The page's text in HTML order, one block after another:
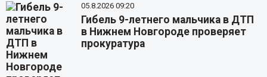
05.8.2026 09:20
Гибель 9-летнего мальчика в ДТП
в Нижнем Новгороде проверяет
прокуратура